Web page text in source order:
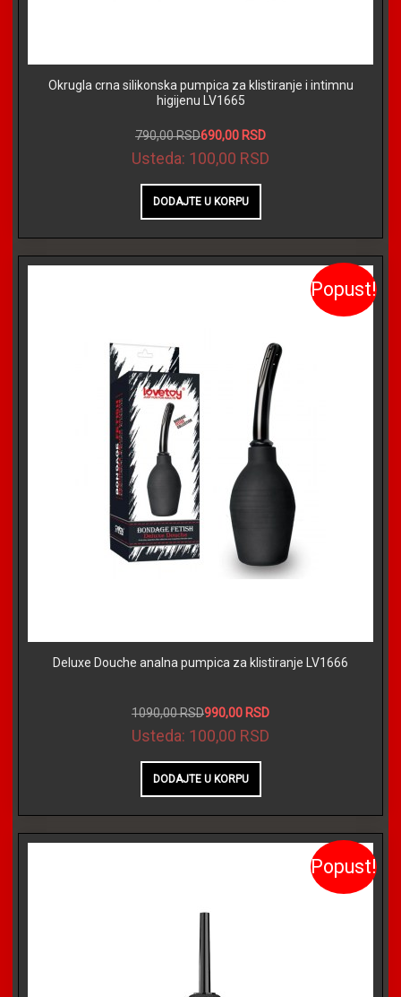
Okrugla crna silikonska pumpica za klistiranje i intimnu
higijenu LV1665
790,00 RSD690,00 RSD
Usteda: 100,00 RSD
Popust!
Deluxe Douche analna pumpica za klistiranje LV1666
1090,00 RSD990,00 RSD
Usteda: 100,00 RSD
Popust!